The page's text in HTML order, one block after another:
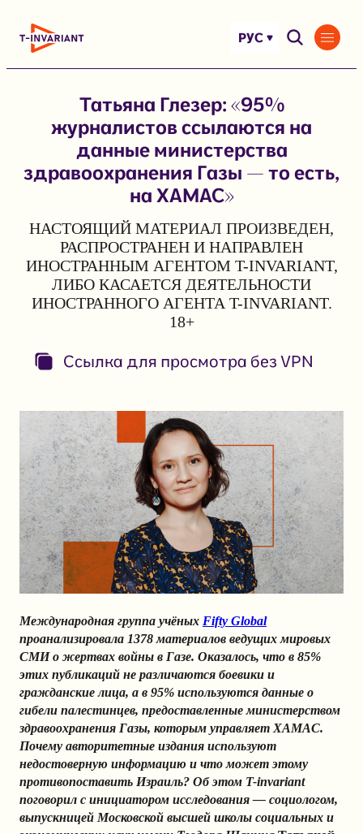
РУС
Татьяна Глезер: «95%
журналистов ссылаются на
данные министерства
здравоохранения Газы — то есть,
на ХАМАС»
НАСТОЯЩИЙ МАТЕРИАЛ ПРОИЗВЕДЕН,
РАСПРОСТРАНЕН И НАПРАВЛЕН
ИНОСТРАННЫМ АГЕНТОМ T-INVARIANT,
ЛИБО КАСАЕТСЯ ДЕЯТЕЛЬНОСТИ
ИНОСТРАННОГО АГЕНТА T-INVARIANT.
18+
Ссылка для просмотра без VPN
Международная группа учёных Fifty Global
проанализировала 1378 материалов ведущих мировых
СМИ о жертвах войны в Газе. Оказалось, что в 85%
этих публикаций не различаются боевики и
гражданские лица, а в 95% используются данные о
гибели палестинцев, предоставленные министерством
здравоохранения Газы, которым управляет ХАМАС.
Почему авторитетные издания используют
недостоверную информацию и что может этому
противопоставить Израиль? Об этом T-invariant
поговорил с инициатором исследования — социологом,
выпускницей Московской высшей школы социальных и